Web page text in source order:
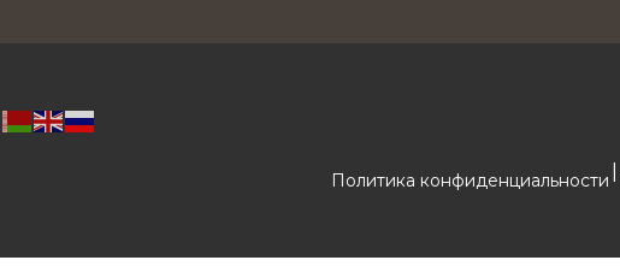
Политика конфиденциальности